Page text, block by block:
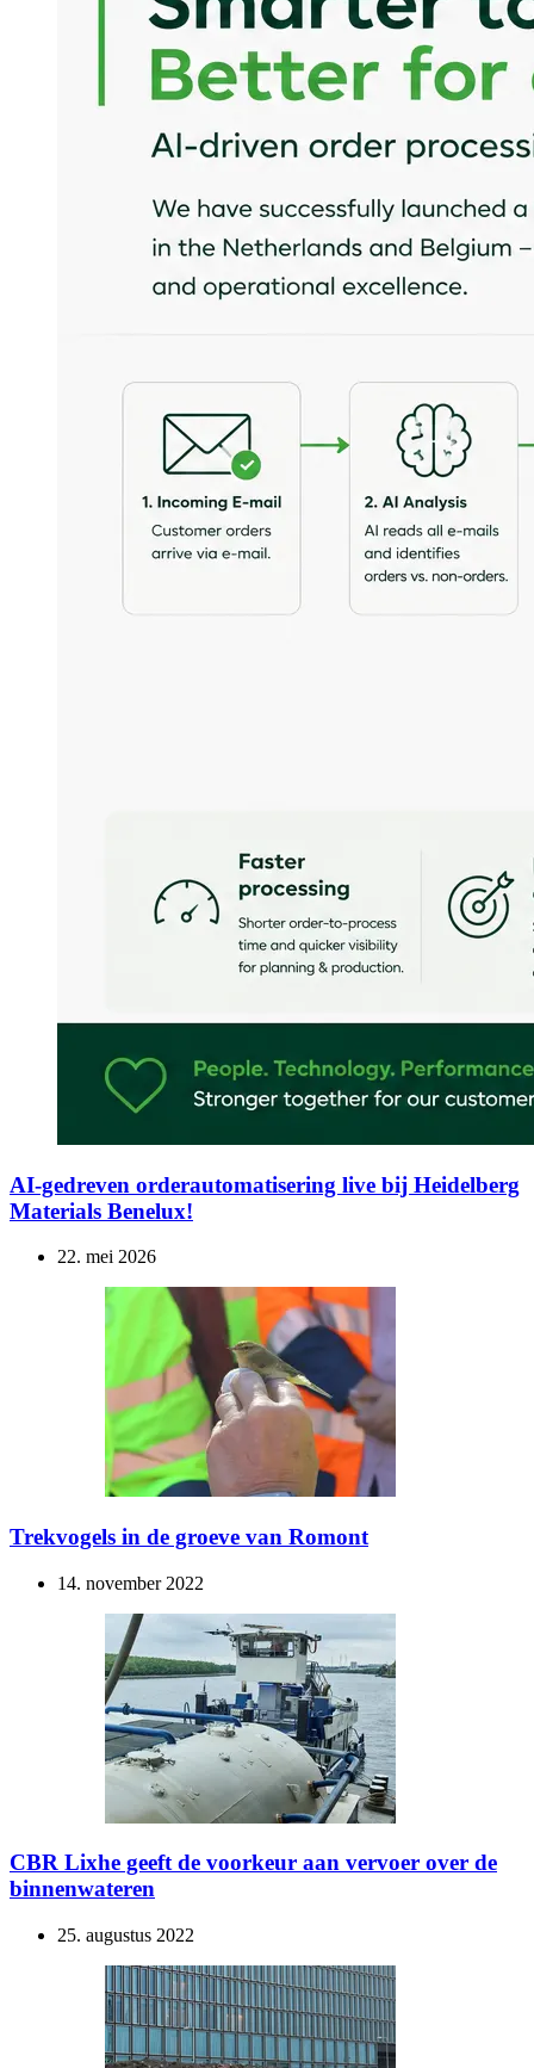
AI-gedreven orderautomatisering live bij Heidelberg
Materials Benelux!
22. mei 2026
Trekvogels in de groeve van Romont
14. november 2022
CBR Lixhe geeft de voorkeur aan vervoer over de
binnenwateren
25. augustus 2022